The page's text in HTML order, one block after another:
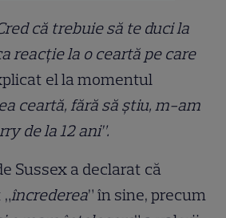
că trebuie să te duci la
reacție la o ceartă pe care
el la momentul
ceartă, fără să știu, m-am
de la 12 ani”.
Sussex a declarat că
încrederea” în sine, precum